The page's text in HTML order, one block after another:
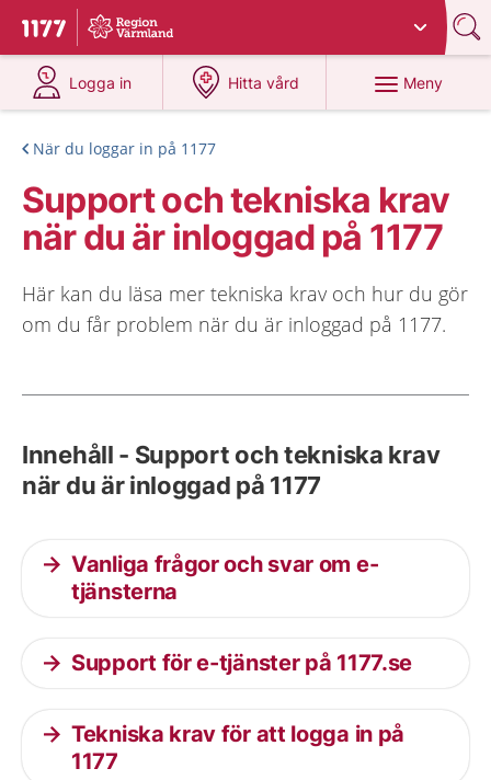
Till startsidan för 1177
Du har valt region
Logga in
på 1177.se
Hitta vård
på 1177.se
Meny
När du loggar in på 1177
Support och tekniska krav
när du är inloggad på 1177
Här kan du läsa mer tekniska krav och hur du gör
om du får problem när du är inloggad på 1177.
Innehåll - Support och tekniska krav
när du är inloggad på 1177
Vanliga frågor och svar om e-
tjänsterna
Support för e-tjänster på 1177.se
Tekniska krav för att logga in på
1177